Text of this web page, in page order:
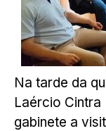
Na tarde da
Laércio Cintra
gabinete a